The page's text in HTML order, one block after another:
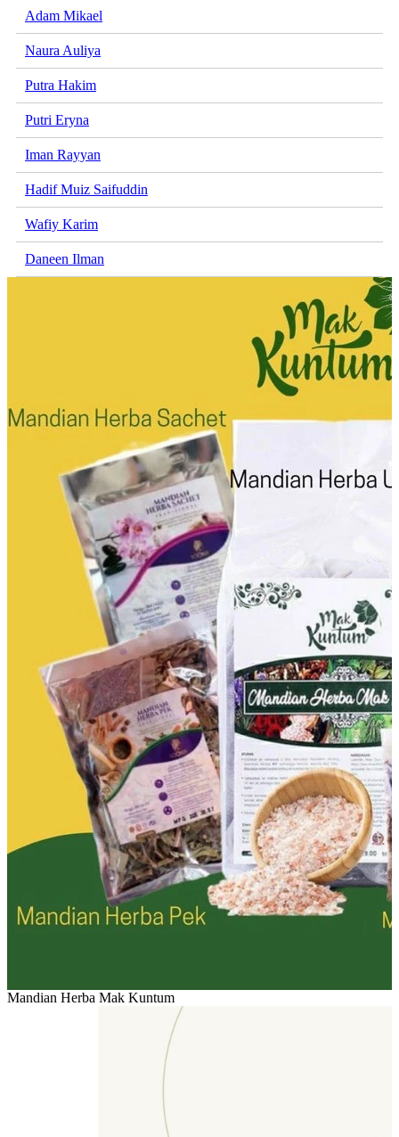
Adam Mikael
Naura Auliya
Putra Hakim
Putri Eryna
Iman Rayyan
Hadif Muiz Saifuddin
Wafiy Karim
Daneen Ilman
Mandian Herba Mak Kuntum